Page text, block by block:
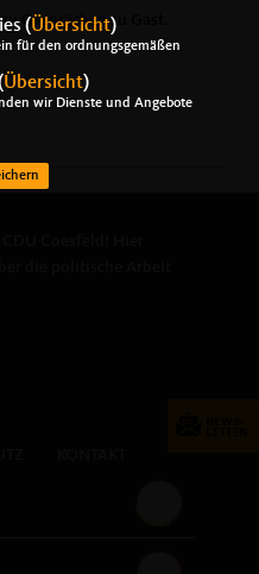
Gesprächen zu Gast.
(Übersicht)
für den ordnungsgemäßen
Übersicht)
wir Dienste und Angebote